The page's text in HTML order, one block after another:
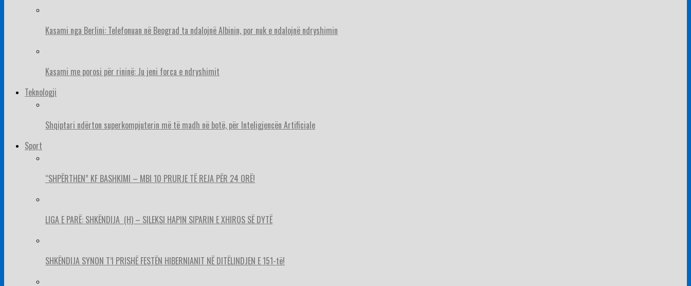
Kasami nga Berlini: Telefonuan në Beograd ta ndalojnë Albinin, por nuk e ndalojnë ndryshimin
Kasami me porosi për rininë: Ju jeni forca e ndryshimit
Teknologji
Shqiptari ndërton superkompjuterin më të madh në botë, për Inteligjencën Artificiale
Sport
“SHPËRTHEN” KF BASHKIMI – MBI 10 PRURJE TË REJA PËR 24 ORË!
LIGA E PARË: SHKËNDIJA (H) – SILEKSI HAPIN SIPARIN E XHIROS SË DYTË
SHKËNDIJA SYNON T’I PRISHË FESTËN HIBERNIANIT NË DITËLINDJEN E 151-të!